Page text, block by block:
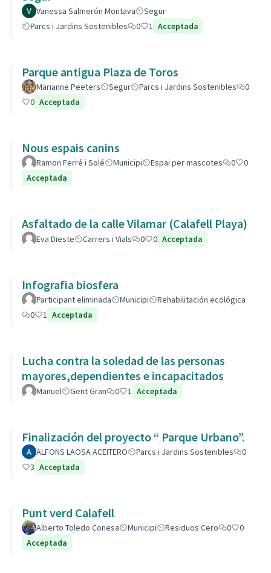
Vanessa Salmerón Montava
Segur
Parcs i Jardins Sostenibles
0 1 Acceptada
Parque antigua Plaza de Toros
Marianne Peeters Segur Parcs i Jardins Sostenibles
0
0 Acceptada
Nous espais canins
Ramon Ferré i Solé Municipi Espai per mascotes 0
0
Acceptada
Asfaltado de la calle Vilamar (Calafell Playa)
Eva Dieste Carrers i Vials 0 0 Acceptada
Infografia biosfera
Participant eliminada Municipi
Rehabilitación ecológica
0
1 Acceptada
Lucha contra la soledad de las personas
mayores,dependientes e incapacitados
Manuel Gent Gran 0 1 Acceptada
Finalización del proyecto “ Parque Urbano”.
ALFONS LAOSA ACEITERO Parcs i Jardins Sostenibles
0
3 Acceptada
Punt verd Calafell
Alberto Toledo Conesa Municipi Residuos Cero 0
0
Acceptada